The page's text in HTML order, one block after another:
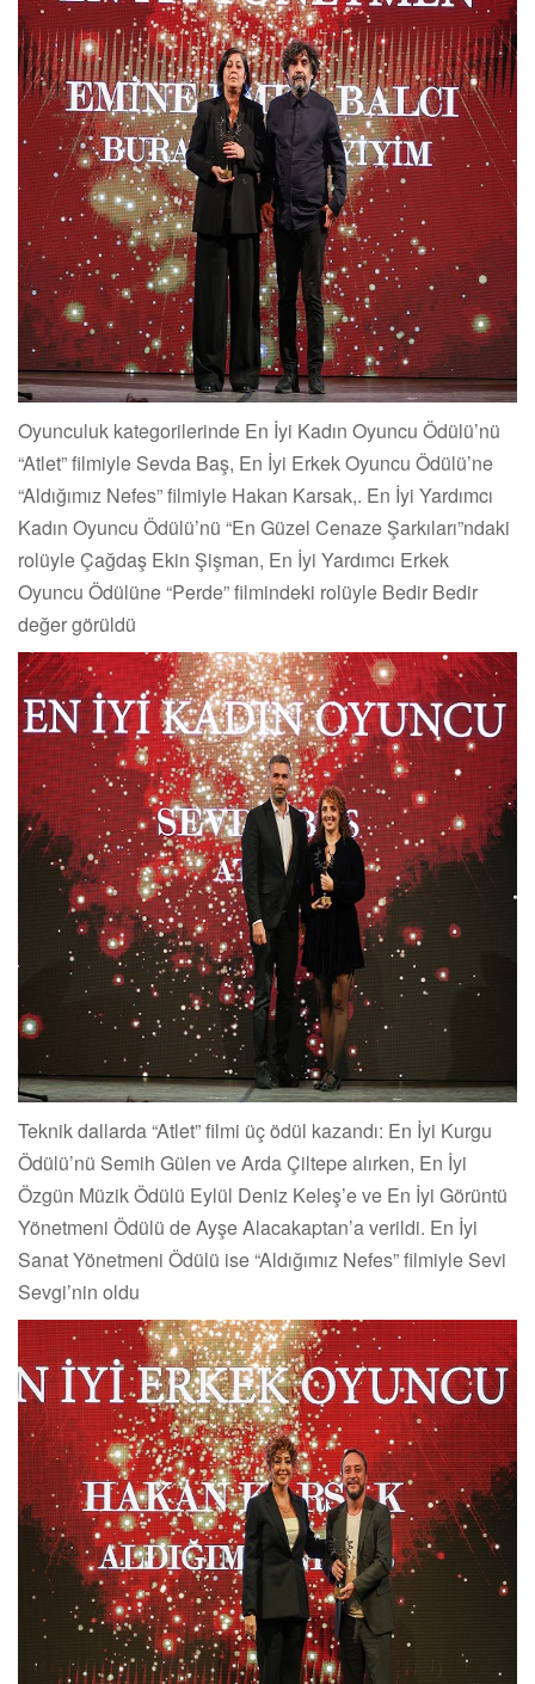
Oyunculuk kategorilerinde En İyi Kadın Oyuncu Ödülü’nü
“Atlet” filmiyle Sevda Baş, En İyi Erkek Oyuncu Ödülü’ne
“Aldığımız Nefes” filmiyle Hakan Karsak,. En İyi Yardımcı
Kadın Oyuncu Ödülü’nü “En Güzel Cenaze Şarkıları”ndaki
rolüyle Çağdaş Ekin Şişman, En İyi Yardımcı Erkek
Oyuncu Ödülüne “Perde” filmindeki rolüyle Bedir Bedir
değer görüldü
Teknik dallarda “Atlet” filmi üç ödül kazandı: En İyi Kurgu
Ödülü’nü Semih Gülen ve Arda Çiltepe alırken, En İyi
Özgün Müzik Ödülü Eylül Deniz Keleş’e ve En İyi Görüntü
Yönetmeni Ödülü de Ayşe Alacakaptan’a verildi. En İyi
Sanat Yönetmeni Ödülü ise “Aldığımız Nefes” filmiyle Sevi
Sevgi’nin oldu